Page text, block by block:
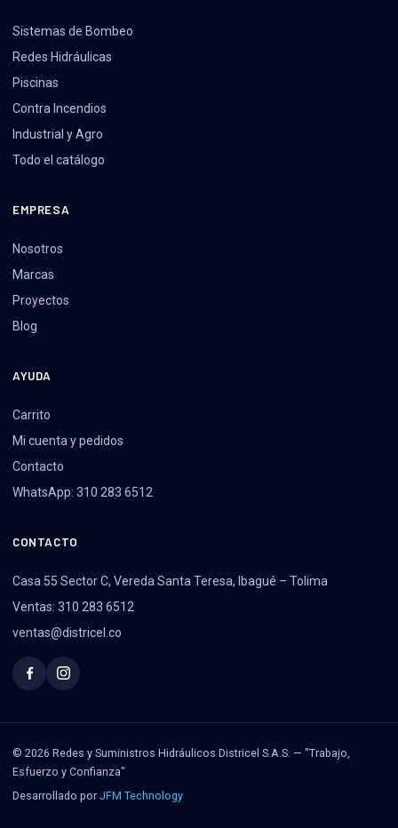
Sistemas de Bombeo
Redes Hidráulicas
Piscinas
Contra Incendios
Industrial y Agro
Todo el catálogo
EMPRESA
Nosotros
Marcas
Proyectos
Blog
AYUDA
Carrito
Mi cuenta y pedidos
Contacto
WhatsApp: 310 283 6512
CONTACTO
Casa 55 Sector C, Vereda Santa Teresa, Ibagué – Tolima
Ventas: 310 283 6512
ventas@districel.co
© 2026 Redes y Suministros Hidráulicos Districel S.A.S. — "Trabajo,
Esfuerzo y Confianza"
Desarrollado por JFM Technology